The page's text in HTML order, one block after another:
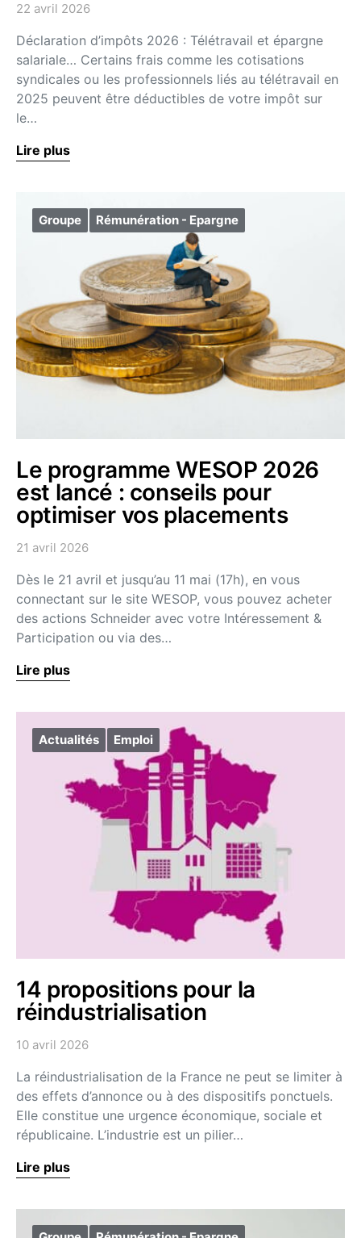
22 avril 2026
Déclaration d’impôts 2026 : Télétravail et épargne
salariale… Certains frais comme les cotisations
syndicales ou les professionnels liés au télétravail en
2025 peuvent être déductibles de votre impôt sur
le…
Lire plus
Groupe Rémunération - Epargne
Le programme WESOP 2026
est lancé : conseils pour
optimiser vos placements
21 avril 2026
Dès le 21 avril et jusqu’au 11 mai (17h), en vous
connectant sur le site WESOP, vous pouvez acheter
des actions Schneider avec votre Intéressement &
Participation ou via des…
Lire plus
Actualités Emploi
14 propositions pour la
réindustrialisation
10 avril 2026
La réindustrialisation de la France ne peut se limiter à
des effets d’annonce ou à des dispositifs ponctuels.
Elle constitue une urgence économique, sociale et
républicaine. L’industrie est un pilier…
Lire plus